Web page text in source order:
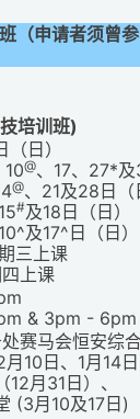
（申请者须曾参
培训班)
日）
@、17、27*及
@、21及28日
#及18日 （日）
及17^日 （日）
三上课
上课
& 3pm - 6pm
赛马会恒安综
10日、1月14日
月31日）、
(3月10及17日)